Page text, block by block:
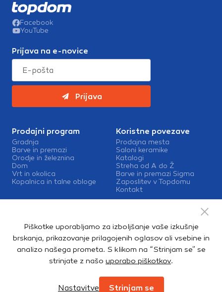
Facebook
YouTube
Prijava na e-novice
Prijava
Prodajni program
Gradnja
Barve in premazi
Orodje in železnina
Dom
Vrt in okolica
Kopalnica in talne obloge
Koristne povezave
Prodajna mesta
Saloni keramike
Katalogi
Streha od A do Ž
Barve in premazi Sigma
Zaposlitev v Topdomu
Kontakt
Mešalnice barv
Dostava
Zasebnost in piškotki
Piškotke uporabljamo za izboljšanje vaše izkušnje
brskanja, prikazovanje prilagojenih oglasov ali vsebine in
analizo našega prometa. S klikom na “Strinjam se” se
strinjate z našo uporabo piškotkov.
Nastavitve Strinjam se